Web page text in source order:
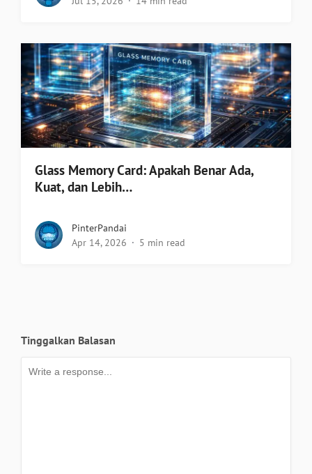
Glass Memory Card: Apakah Benar Ada,
Kuat, dan Lebih…
PinterPandai
Apr 14, 2026
5 min read
Tinggalkan Balasan